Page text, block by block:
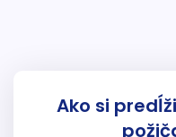
Ako si